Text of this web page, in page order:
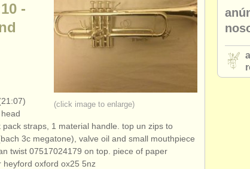
(click image to enlarge)
-
straps, 1 material handle. top un zips to
3c megatone), valve oil and small mouthpiece
twist 07517024179 on top. piece of paper
heyford oxford ox25 5nz